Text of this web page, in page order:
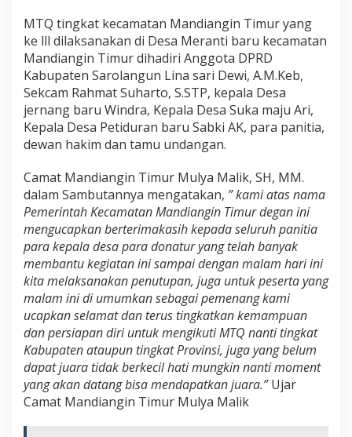
m
a
t
a
n
M
a
d
i
a
n
g
i
n
T
m
u
MTQ tingkat kecamatan Mandiangin Timur yang
ke lll dilaksanakan di Desa Meranti baru kecamatan
Mandiangin Timur dihadiri Anggota DPRD
Kabupaten Sarolangun Lina sari Dewi, A.M.Keb,
Sekcam Rahmat Suharto, S.STP, kepala Desa
jernang baru Windra, Kepala Desa Suka maju Ari,
Kepala Desa Petiduran baru Sabki AK, para panitia,
dewan hakim dan tamu undangan.
Camat Mandiangin Timur Mulya Malik, SH, MM.
dalam Sambutannya mengatakan, ” kami atas nama
Pemerintah Kecamatan Mandiangin Timur degan ini
mengucapkan berterimakasih kepada seluruh panitia
para kepala desa para donatur yang telah banyak
membantu kegiatan ini sampai dengan malam hari ini
kita melaksanakan penutupan, juga untuk peserta yang
malam ini di umumkan sebagai pemenang kami
ucapkan selamat dan terus tingkatkan kemampuan
dan persiapan diri untuk mengikuti MTQ nanti tingkat
Kabupaten ataupun tingkat Provinsi, juga yang belum
dapat juara tidak berkecil hati mungkin nanti moment
yang akan datang bisa mendapatkan juara.”Ujar
Camat Mandiangin Timur Mulya Malik